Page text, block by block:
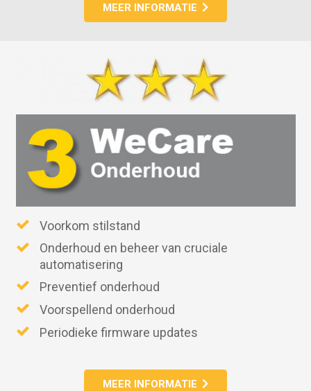
MEER INFORMATIE
Voorkom stilstand
Onderhoud en beheer van cruciale
automatisering
Preventief onderhoud
Voorspellend onderhoud
Periodieke firmware updates
MEER INFORMATIE